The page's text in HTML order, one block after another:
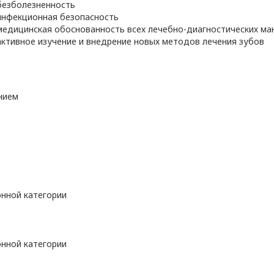
безопасность
обоснованность всех лечебно-диагностических
изучение и внедрение новых методов лечения зубов
категории
категории